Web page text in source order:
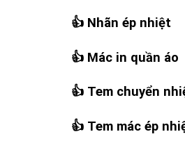
👍 Nhãn ép nhiệt
👍 Mác in quần áo
👍 Tem chuyển
👍 Tem mác ép